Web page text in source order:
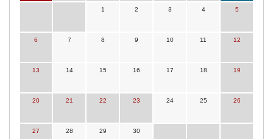
1 2 3 4 5
6 7 8 9 10 11 12
13 14 15 16 17 18 19
20 21 22 23 24 25 26
27 28 29 30